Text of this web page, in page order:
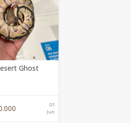
Ghost
01
Jun